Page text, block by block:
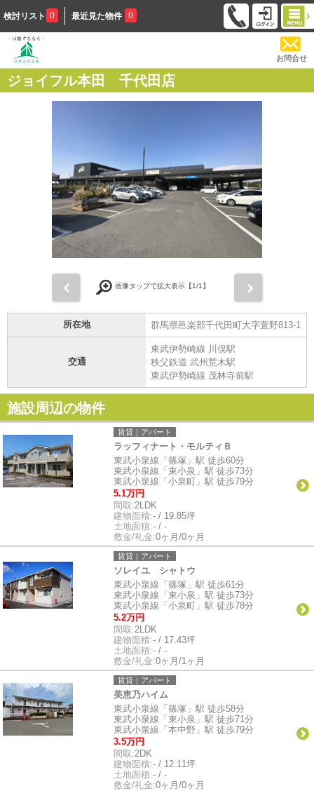
検討リスト 0 最近見た物件 0
お問合せ
ジョイフル本田 千代田店
画像タップで拡大表示【1/1】
所在地 群馬県邑楽郡千代田町大字萱野813-1
交通
東武伊勢崎線 川俣駅
秩父鉄道 武州荒木駅
東武伊勢崎線 茂林寺前駅
施設周辺の物件
賃貸｜アパート
ラッフィナート・モルティＢ
東武小泉線「篠塚」駅 徒歩60分
東武小泉線「東小泉」駅 徒歩73分
東武小泉線「小泉町」駅 徒歩79分
5.1万円
間取:2LDK
建物面積:- / 19.85坪
土地面積:- / -
敷金/礼金:0ヶ月/0ヶ月
賃貸｜アパート
ソレイユ シャトウ
東武小泉線「篠塚」駅 徒歩61分
東武小泉線「東小泉」駅 徒歩73分
東武小泉線「小泉町」駅 徒歩78分
5.2万円
間取:2LDK
建物面積:- / 17.43坪
土地面積:- / -
敷金/礼金:0ヶ月/1ヶ月
賃貸｜アパート
美恵乃ハイム
東武小泉線「篠塚」駅 徒歩58分
東武小泉線「東小泉」駅 徒歩71分
東武小泉線「本中野」駅 徒歩79分
3.5万円
間取:2DK
建物面積:- / 12.11坪
土地面積:- / -
敷金/礼金:0ヶ月/0ヶ月